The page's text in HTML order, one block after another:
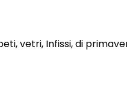
vetri, Infissi, di